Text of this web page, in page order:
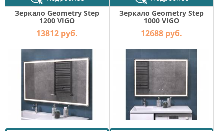
Зеркало Geometry Step
1200 VIGO
13812 руб.
Зеркало Geometry Step
1000 VIGO
12688 руб.